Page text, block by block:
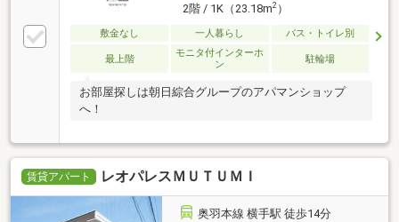
2階 / 1K（23.18m2）
敷金なし 一人暮らし バス・トイレ別
最上階
モニタ付インターホ
ン
駐輪場
お部屋探しは朝日綜合グループのアパマンショップ
へ！
賃貸アパート レオパレスＭＵＴＵＭＩ
奥羽本線 横手駅 徒歩14分